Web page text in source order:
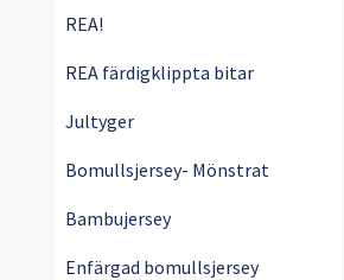
REA!
REA färdigklippta bitar
Jultyger
Bomullsjersey- Mönstrat
Bambujersey
Enfärgad bomullsjersey